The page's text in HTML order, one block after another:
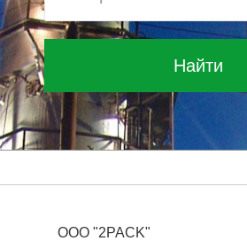
Найти
ООО "2PACK"